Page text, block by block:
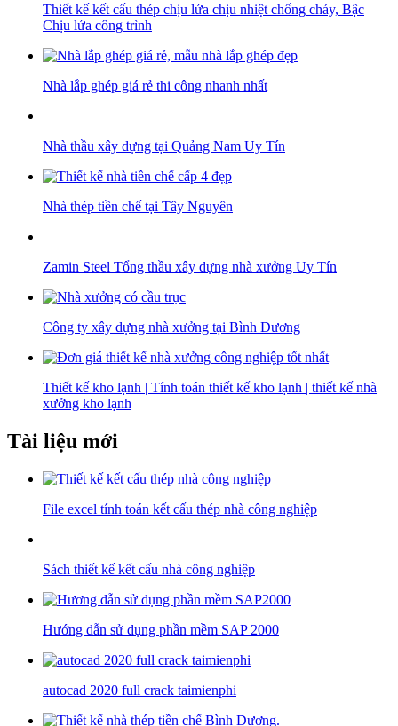
Thiết kế kết cấu thép chịu lửa chịu nhiệt chống cháy, Bậc
Chịu lửa công trình
Nhà lắp ghép giá rẻ thi công nhanh nhất
Nhà thầu xây dựng tại Quảng Nam Uy Tín
Nhà thép tiền chế tại Tây Nguyên
Zamin Steel Tổng thầu xây dựng nhà xưởng Uy Tín
Công ty xây dựng nhà xưởng tại Bình Dương
Thiết kế kho lạnh | Tính toán thiết kế kho lạnh | thiết kế nhà
xưởng kho lạnh
Tài liệu mới
File excel tính toán kết cấu thép nhà công nghiệp
Sách thiết kế kết cấu nhà công nghiệp
Hướng dẫn sử dụng phần mềm SAP 2000
autocad 2020 full crack taimienphi